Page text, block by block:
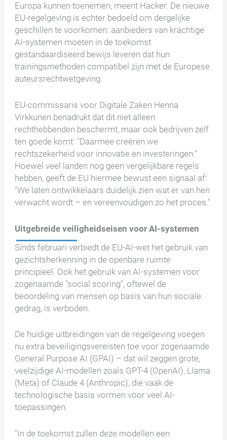
Europa kunnen toenemen, meent Hacker. De nieuwe
EU-regelgeving is echter bedoeld om dergelijke
geschillen te voorkomen: aanbieders van krachtige
AI-systemen moeten in de toekomst
gestandaardiseerd bewijs leveren dat hun
trainingsmethoden compatibel zijn met de Europese
auteursrechtwetgeving.
EU-commissaris voor Digitale Zaken Henna
Virkkunen benadrukt dat dit niet alleen
rechthebbenden beschermt, maar ook bedrijven zelf
ten goede komt: "Daarmee creëren we
rechtszekerheid voor innovatie en investeringen."
Hoewel veel landen nog geen vergelijkbare regels
hebben, geeft de EU hiermee bewust een signaal af:
"We laten ontwikkelaars duidelijk zien wat er van hen
verwacht wordt – en vereenvoudigen zo het proces."
Uitgebreide veiligheidseisen voor AI-systemen
Sinds februari verbiedt de EU-AI-wet het gebruik van
gezichtsherkenning in de openbare ruimte
principieel. Ook het gebruik van AI-systemen voor
zogenaamde "social scoring", oftewel de
beoordeling van mensen op basis van hun sociale
gedrag, is verboden.
De huidige uitbreidingen van de regelgeving voegen
nu extra beveiligingsvereisten toe voor zogenaamde
General Purpose AI (GPAI) – dat wil zeggen grote,
veelzijdige AI-modellen zoals GPT-4 (OpenAI), Llama
(Meta) of Claude 4 (Anthropic), die vaak de
technologische basis vormen voor veel AI-
toepassingen.
"In de toekomst zullen deze modellen een